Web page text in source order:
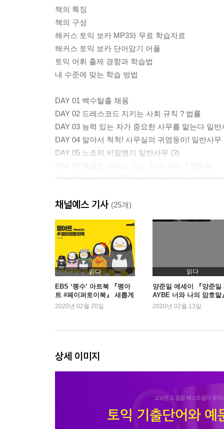
책의 특징
책의 구성
해커스 토익 보카 MP3와 무료 학습자료
해커스 토익 보카 단어암기 어플
토익 어휘 출제 경향과 학습법
내 수준에 맞는 학습 방법
DAY 01 백수탈출 채용
DAY 02 드레스코드 지키는 사회 규칙 ? 법률
DAY 03 능력 있는 자가 중요한 사무를 맡는다 일반
DAY 04 알아서 척척! 사무실의 귀염둥이! 일반사무
DAY 05 노조의 비밀병기 일반사무 (3)
DAY 07 지속적인 맨투맨 마케팅 전략의 성공 마케
DAY 09 열성 직원들이 회사와 나라의 경제를 살린
DAY 10 온라인 쇼핑의 고수는 나! 쇼핑
신토익 실전문제 1
DAY 11 신념이 담긴 창조적 제품을 개발하다 제품
DAY 12 대량생산의 산업사회도 인간이 주도한다?
DAY 13 고객은 왕이다 고객서비스
DAY 14 여행가서 선물 샀다는데 뭐가 문제야? 여
DAY 15 모로 가도 계약만 성사되면 오케이! 계약
DAY 19 과연 로봇보다 높은 수익을 낼 수 있을까?
DAY 20 회사의 경비 절감을 위해 자원을 잘 활용합
DAY 21 자유로운 분위기 속에서 일하고 싶어요 회
DAY 22 회의로 해결되지 않는 핫 이슈 미팅
채널예스 기사 (25개)
읽다
EBS ‘펭수’ 아트북 『펭아
트 #페이퍼토이북』 새롭게
1위 등극
2020년 02월 20일
읽다
양준일 에세이 『양준일
AYBE 너와 나의 암호말
2주 연속 1위
2020년 02월 13일
상세 이미지